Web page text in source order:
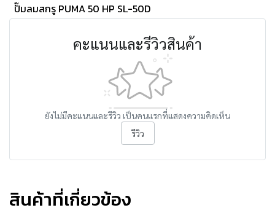
ปั๊มลมสกรู PUMA 50 HP SL-50D
คะแนนและรีวิวสินค้า
ยังไม่มีคะแนนและรีวิว เป็นคนแรกที่แสดงความคิดเห็น
รีวิว
สินค้าที่เกี่ยวข้อง